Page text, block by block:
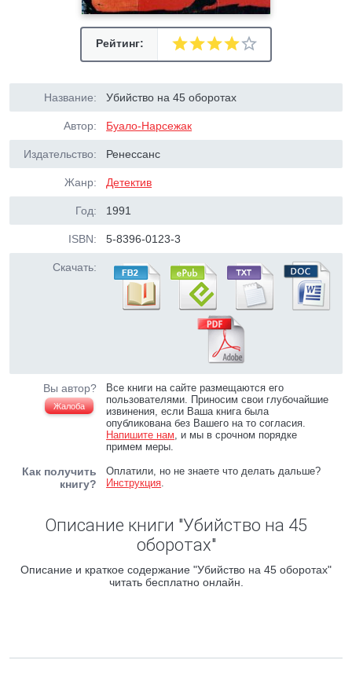
Рейтинг:
Название: Убийство на 45 оборотах
Автор: Буало-Нарсежак
Издательство: Ренессанс
Жанр: Детектив
Год: 1991
ISBN: 5-8396-0123-3
Скачать:
Вы автор?
Жалоба
Все книги на сайте размещаются его
пользователями. Приносим свои глубочайшие
извинения, если Ваша книга была
опубликована без Вашего на то согласия.
Напишите нам, и мы в срочном порядке
примем меры.
Как получить
книгу?
Оплатили, но не знаете что делать дальше?
Инструкция.
Описание книги "Убийство на 45
оборотах"
Описание и краткое содержание "Убийство на 45 оборотах"
читать бесплатно онлайн.